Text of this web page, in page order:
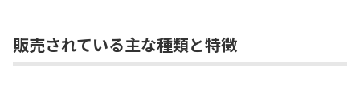
販売されている主な種類と特徴